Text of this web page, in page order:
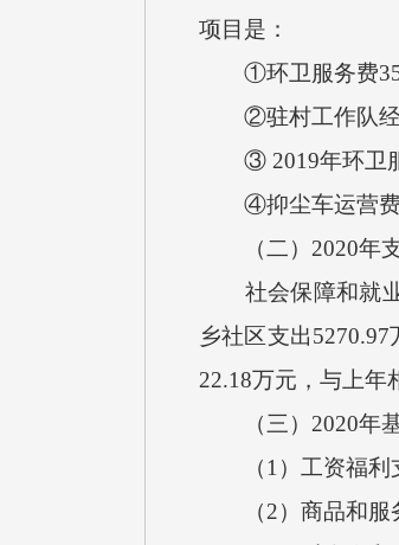
项目是：
①环卫服务费
②驻村工作队经
③ 2019年环卫服
④抑尘车运营费
（二）2020年支
社会保障和就业
乡社区支出
22.18万元，与上年
（三）2020年基
（1）工资福利支
（2）商品和服务